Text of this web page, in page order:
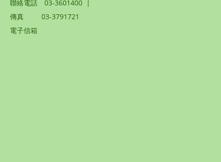
聯絡電話
03-3601400 |
傳真
03-3791721
電子信箱